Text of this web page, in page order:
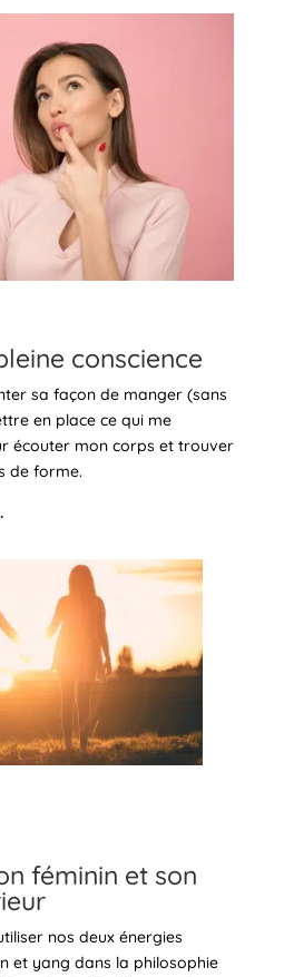
conscience
sa façon de manger (sans
en place ce qui me
écouter mon corps et trouver
de forme.
féminin et son
nos deux énergies
yang dans la philosophie